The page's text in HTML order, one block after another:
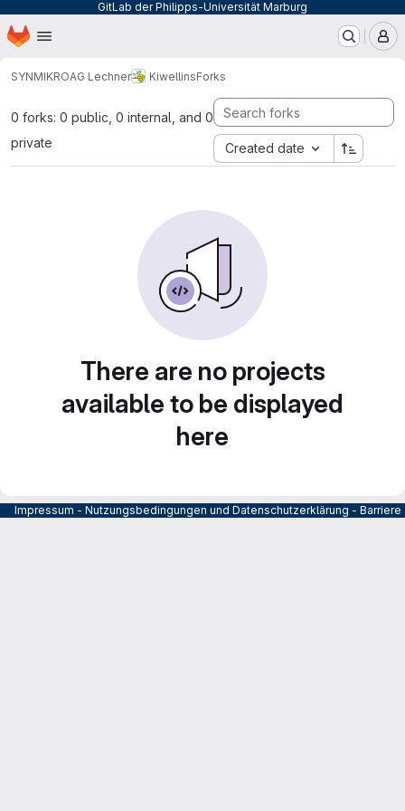
GitLab der Philipps-Universität Marburg
Skip to main content
Homepage
SYNMIKROAG Lechner KiwellinsForks
0 forks: 0 public, 0 internal, and 0
private
Created date
There are no projects
available to be displayed
here
Impressum - Nutzungsbedingungen und Datenschutzerklärung -